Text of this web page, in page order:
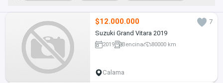
$12.000.000
7
Suzuki Grand Vitara 2019
2019 Bencina 80000 km
Calama